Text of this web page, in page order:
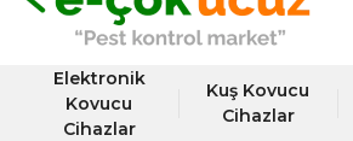
Elektronik
Kovucu
Cihazlar
Kuş Kovucu
Cihazlar